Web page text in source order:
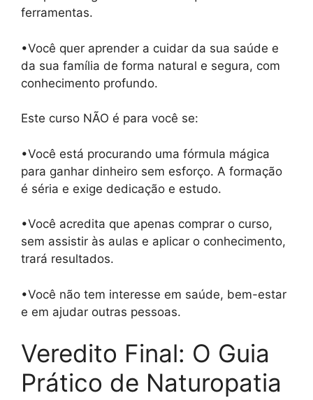
ferramentas.
•Você quer aprender a cuidar da sua saúde e
da sua família de forma natural e segura, com
conhecimento profundo.
Este curso NÃO é para você se:
•Você está procurando uma fórmula mágica
para ganhar dinheiro sem esforço. A formação
é séria e exige dedicação e estudo.
•Você acredita que apenas comprar o curso,
sem assistir às aulas e aplicar o conhecimento,
trará resultados.
•Você não tem interesse em saúde, bem-estar
e em ajudar outras pessoas.
Veredito Final: O Guia
Prático de Naturopatia